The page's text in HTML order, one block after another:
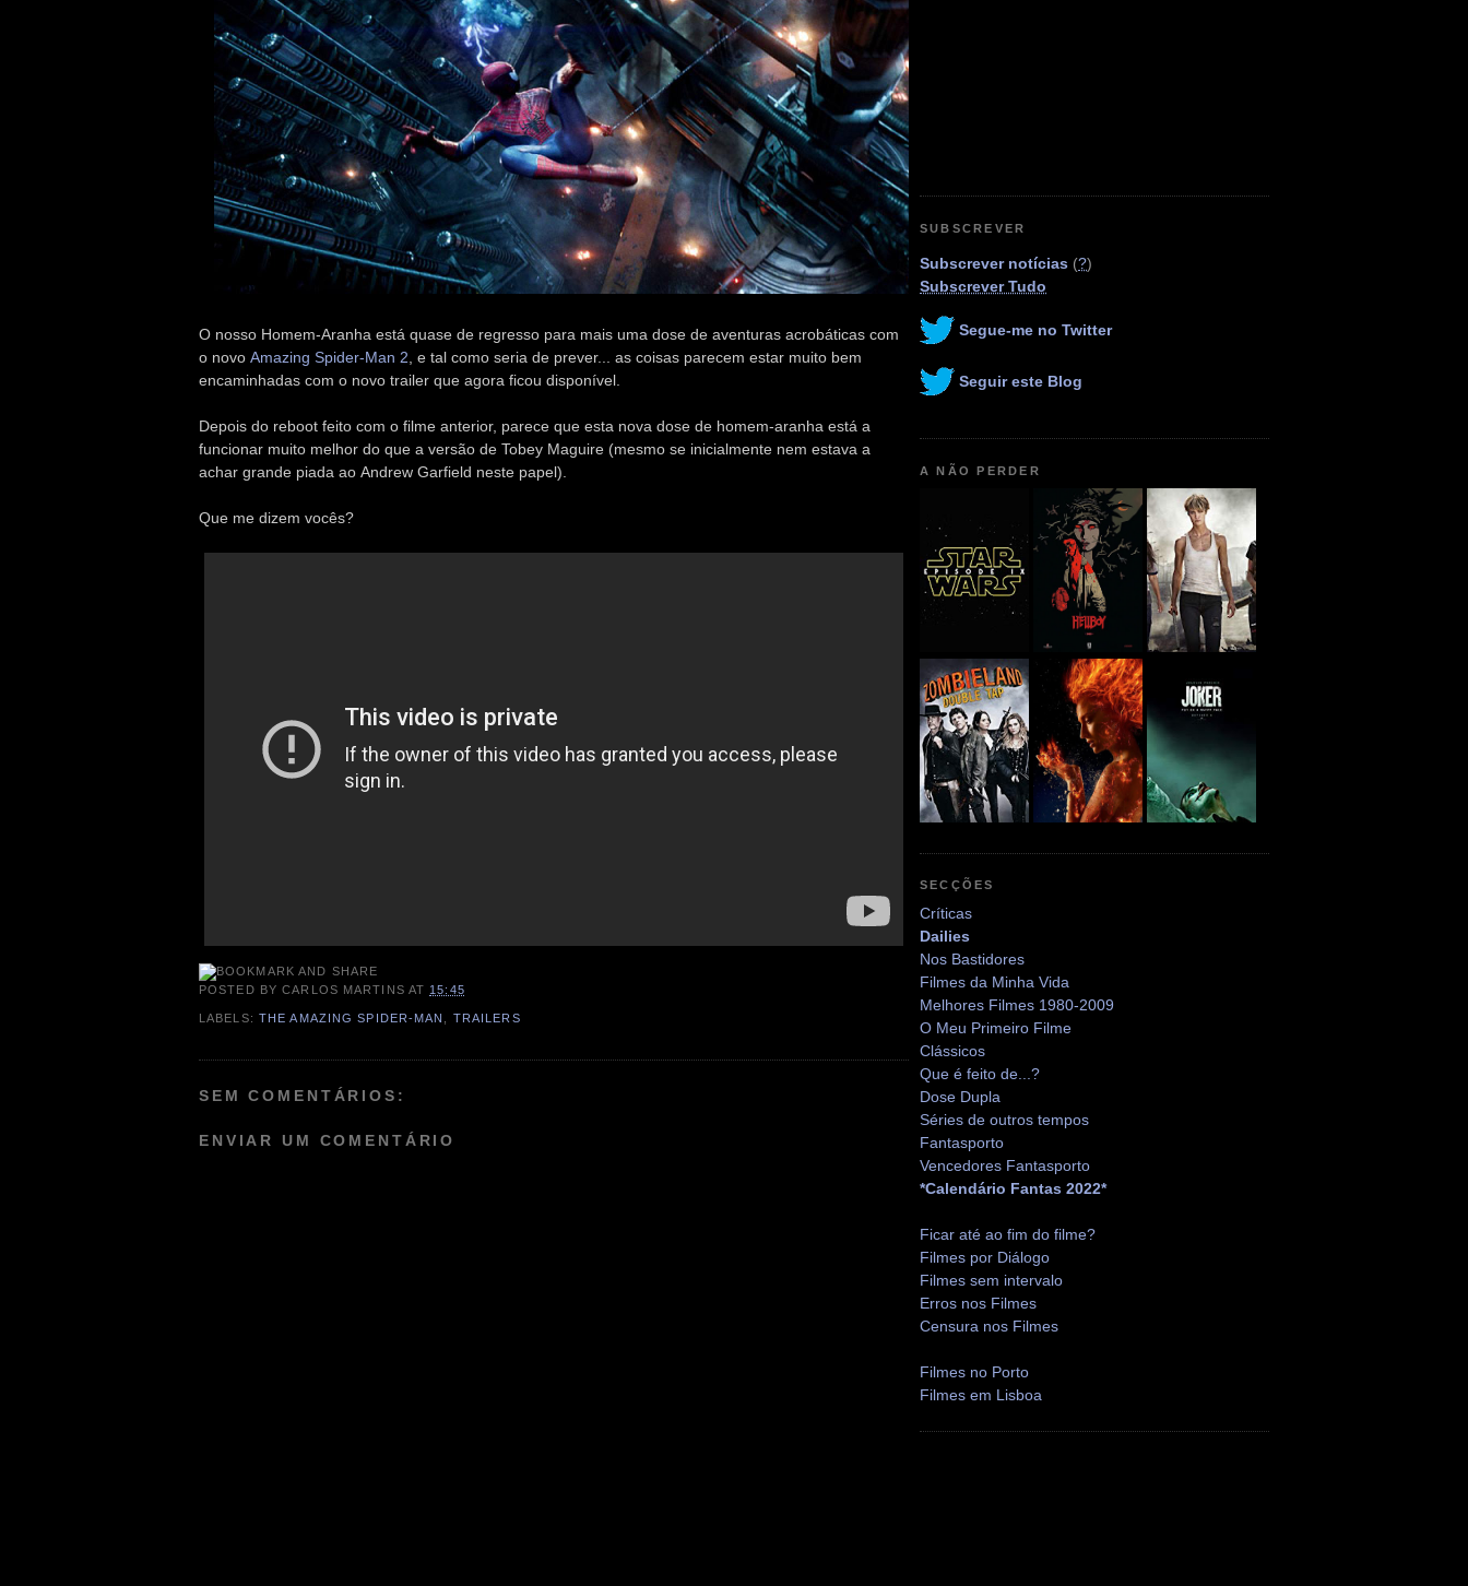
O nosso Homem-Aranha está quase de regresso para mais uma dose de aventuras acrobáticas com
o novo Amazing Spider-Man 2 , e tal como seria de prever... as coisas parecem estar muito bem
encaminhadas com o novo trailer que agora ficou disponível.
Depois do reboot feito com o filme anterior, parece que esta nova dose de homem-aranha está a
funcionar muito melhor do que a versão de Tobey Maguire (mesmo se inicialmente nem estava a
achar grande piada ao Andrew Garfield neste papel).
Que me dizem vocês?
POSTED BYCARLOS MARTINS AT 15:45
LABELS: THE AMAZING SPIDER-MAN TRAILERS
SEM COMENTÁRIOS:
ENVIAR UM COMENTÁRIO
SUBSCREVER
Subscrever notícias (?)
Subscrever Tudo
Segue-me no Twitter
Seguir este Blog
A NÃO PERDER
SECÇÕES
Críticas
Dailies
Nos Bastidores
Filmes da Minha Vida
Melhores Filmes 1980-2009
O Meu Primeiro Filme
Clássicos
Que é feito de...?
Dose Dupla
Séries de outros tempos
Fantasporto
Vencedores Fantasporto
*Calendário Fantas 2022*
Ficar até ao fim do filme?
Filmes por Diálogo
Filmes sem intervalo
Erros nos Filmes
Censura nos Filmes
Filmes no Porto
Filmes em Lisboa